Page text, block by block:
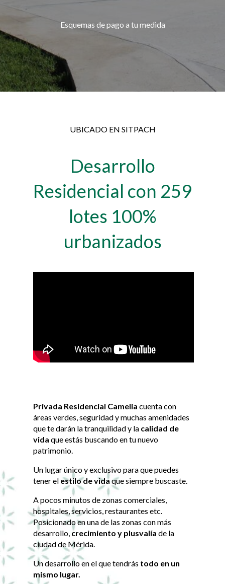
Esquemas de pago a tu medida
UBICADO EN SITPACH
Desarrollo
Residencial con 259
lotes 100%
urbanizados
Privada Residencial Camelia cuenta con
áreas verdes, seguridad y muchas amenidades
que te darán la tranquilidad y la calidad de
vida que estás buscando en tu nuevo
patrimonio.
Un lugar único y exclusivo para que puedes
tener el estilo de vida que siempre buscaste.
A pocos minutos de zonas comerciales,
hospitales, servicios, restaurantes etc.
Posicionado en una de las zonas con más
desarrollo, crecimiento y plusvalía de la
ciudad de Mérida.
Un desarrollo en el que tendrás todo en un
mismo lugar.